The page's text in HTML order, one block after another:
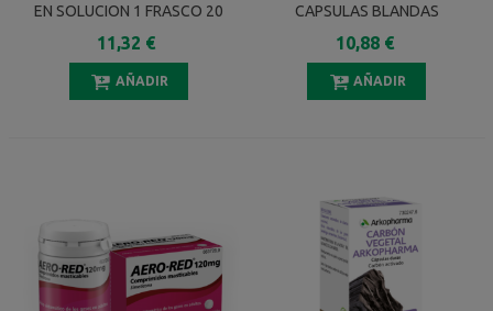
EN SOLUCION 1 FRASCO 20
Ml
11,32 €
AÑADIR
CAPSULAS BLANDAS
10,88 €
AÑADIR